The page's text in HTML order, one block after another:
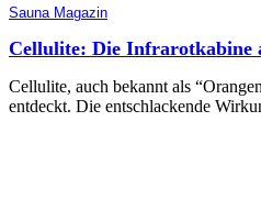
Sauna Magazin
Cellulite: Die Infrarotkabine
Cellulite, auch bekannt als
entdeckt. Die entschlackende